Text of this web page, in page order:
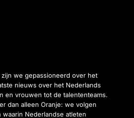
we gepassioneerd over het
nieuws over het Nederlands
en vrouwen tot de talententeams.
dan alleen Oranje: we volgen
Nederlandse atleten